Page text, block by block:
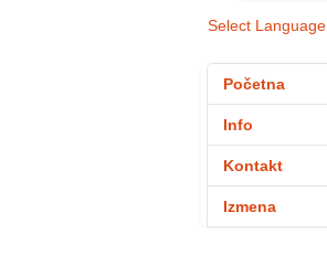
Select Language
Početna
Info
Kontakt
Izmena